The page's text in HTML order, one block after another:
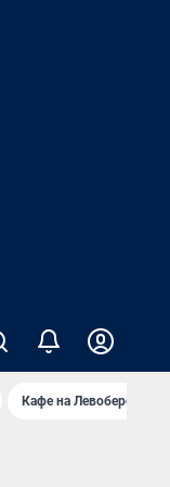
Кафе на Левобережье